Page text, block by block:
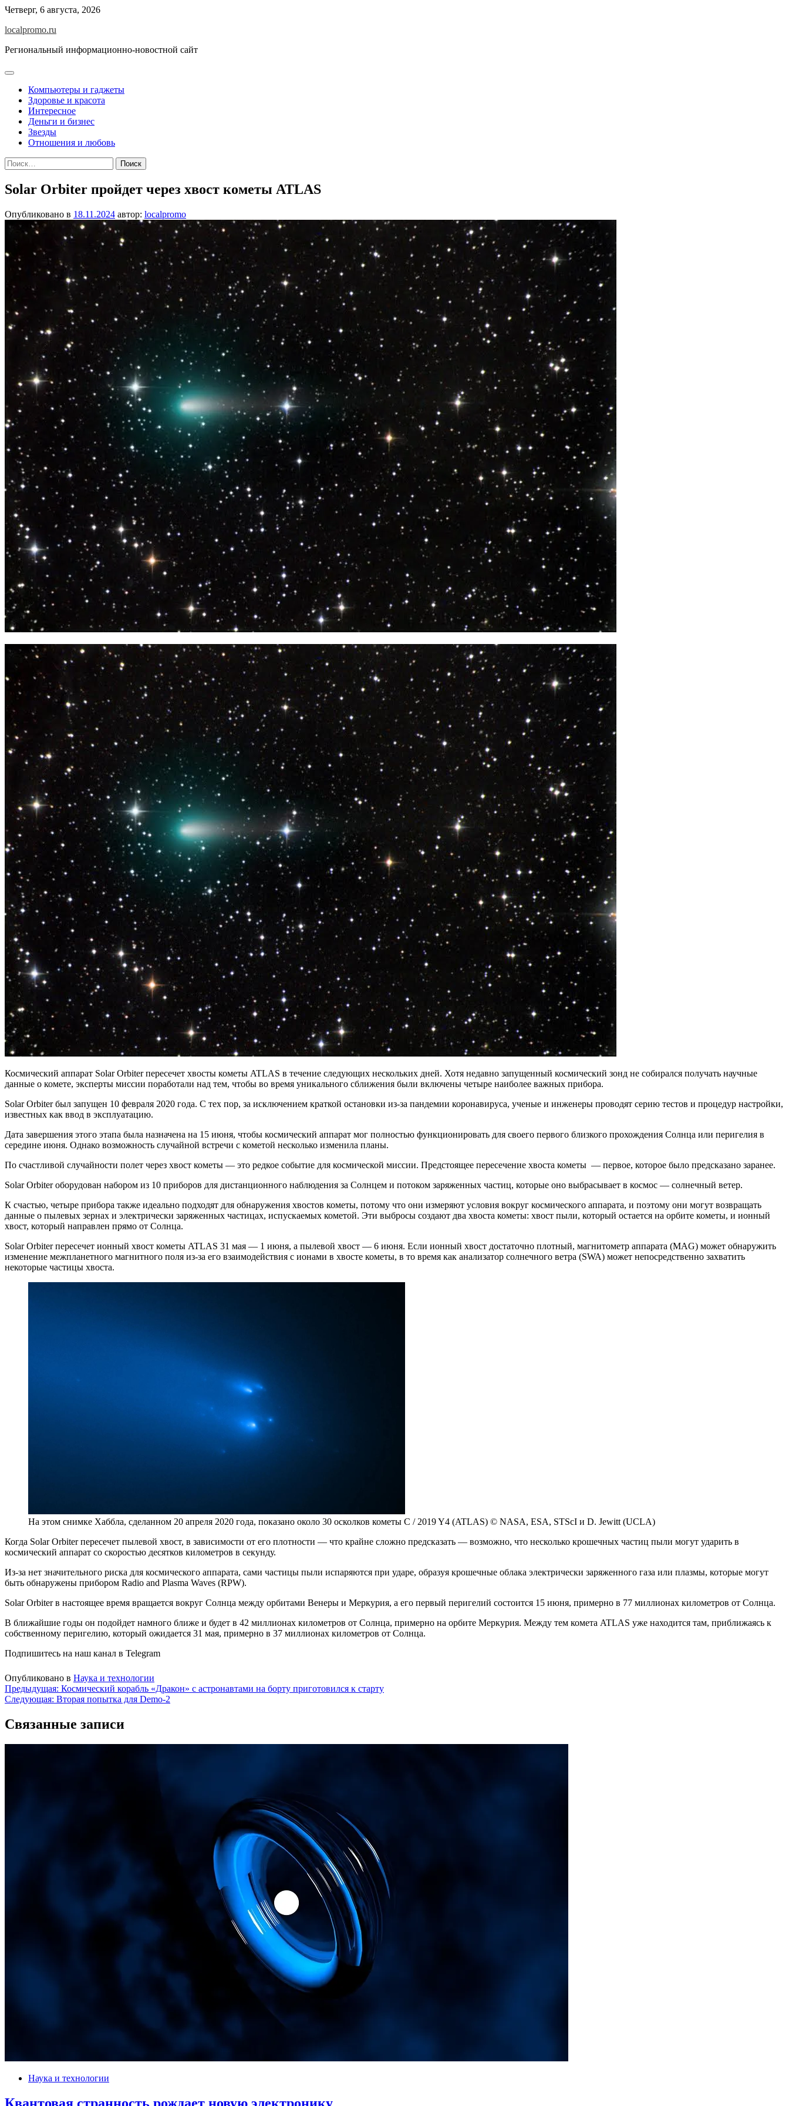
Перейти
содержимому
Четверг, 6 августа, 2026
localpromo.ru
Региональный информационно-новостной сайт
Компьютеры и гаджеты
Здоровье и красота
Интересное
Деньги и бизнес
Звезды
Отношения и любовь
Найти:
Solar Orbiter пройдет через хвост кометы ATLAS
Опубликовано в 18.11.2024 автор: localpromo
Космический аппарат Solar Orbiter пересечет хвосты кометы ATLAS в течение следующих нескольких дней. Хотя недавно запущенный космический зонд не собирался получать научные
данные о комете, эксперты миссии поработали над тем, чтобы во время уникального сближения были включены четыре наиболее важных прибора.
Solar Orbiter был запущен 10 февраля 2020 года. С тех пор, за исключением краткой остановки из-за пандемии коронавируса, ученые и инженеры проводят серию тестов и процедур настройки,
известных как ввод в эксплуатацию.
Дата завершения этого этапа была назначена на 15 июня, чтобы космический аппарат мог полностью функционировать для своего первого близкого прохождения Солнца или перигелия в
середине июня. Однако возможность случайной встречи с кометой несколько изменила планы.
По счастливой случайности полет через хвост кометы — это редкое событие для космической миссии. Предстоящее пересечение хвоста кометы — первое, которое было предсказано заранее.
Solar Orbiter оборудован набором из 10 приборов для дистанционного наблюдения за Солнцем и потоком заряженных частиц, которые оно выбрасывает в космос — солнечный ветер.
К счастью, четыре прибора также идеально подходят для обнаружения хвостов кометы, потому что они измеряют условия вокруг космического аппарата, и поэтому они могут возвращать
данные о пылевых зернах и электрически заряженных частицах, испускаемых кометой. Эти выбросы создают два хвоста кометы: хвост пыли, который остается на орбите кометы, и ионный
хвост, который направлен прямо от Солнца.
Solar Orbiter пересечет ионный хвост кометы ATLAS 31 мая — 1 июня, а пылевой хвост — 6 июня. Если ионный хвост достаточно плотный, магнитометр аппарата (MAG) может обнаружить
изменение межпланетного магнитного поля из-за его взаимодействия с ионами в хвосте кометы, в то время как анализатор солнечного ветра (SWA) может непосредственно захватить
некоторые частицы хвоста.
На этом снимке Хаббла, сделанном 20 апреля 2020 года, показано около 30 осколков кометы C / 2019 Y4 (ATLAS) © NASA, ESA, STScI и D. Jewitt (UCLA)
Когда Solar Orbiter пересечет пылевой хвост, в зависимости от его плотности — что крайне сложно предсказать — возможно, что несколько крошечных частиц пыли могут ударить в
космический аппарат со скоростью десятков километров в секунду.
Из-за нет значительного риска для космического аппарата, сами частицы пыли испаряются при ударе, образуя крошечные облака электрически заряженного газа или плазмы, которые могут
быть обнаружены прибором Radio and Plasma Waves (RPW).
Solar Orbiter в настоящее время вращается вокруг Солнца между орбитами Венеры и Меркурия, а его первый перигелий состоится 15 июня, примерно в 77 миллионах километров от Солнца.
В ближайшие годы он подойдет намного ближе и будет в 42 миллионах километров от Солнца, примерно на орбите Меркурия. Между тем комета ATLAS уже находится там, приближаясь к
собственному перигелию, который ожидается 31 мая, примерно в 37 миллионах километров от Солнца.
Подпишитесь на наш канал в Telegram
Опубликовано в Наука и технологии
Навигация
по
записям
Предыдущая: Космический корабль «Дракон» с астронавтами на борту приготовился к старту
Следующая: Вторая попытка для Demo-2
Связанные записи
Наука и технологии
Квантовая странность рождает новую электронику